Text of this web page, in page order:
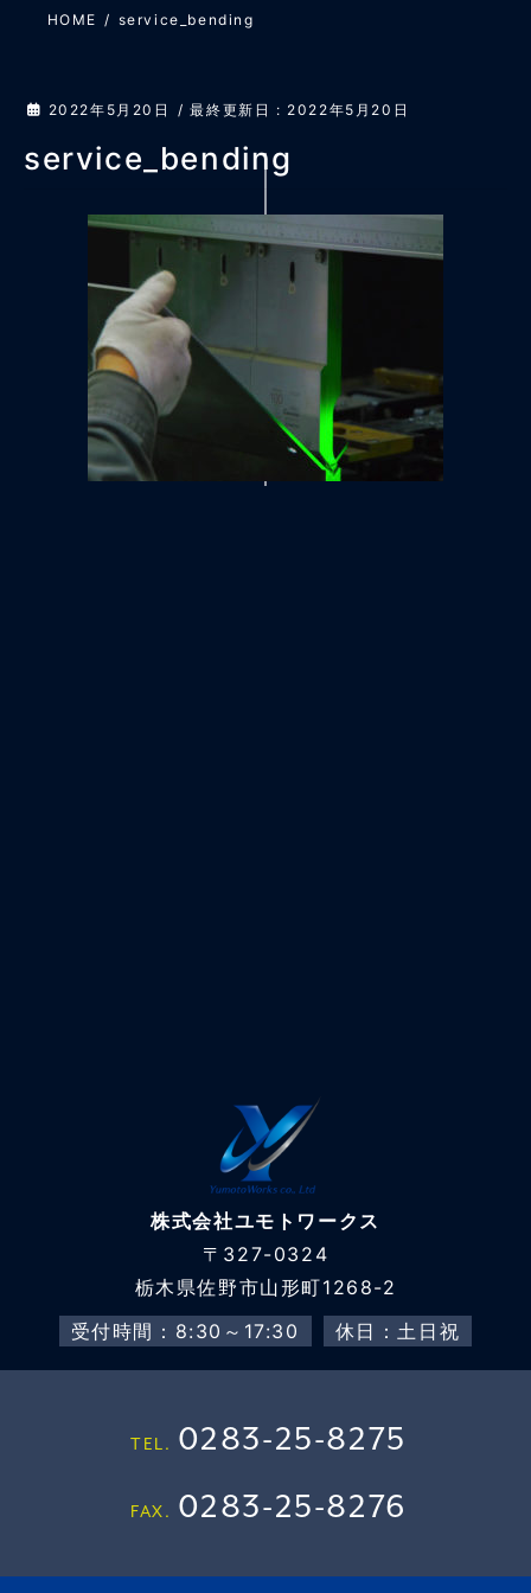
HOME service_bending
2022年5月20日 / 最終更新日 : 2022年5月20日
service_bending
株式会社ユモトワークス
〒327-0324
栃木県佐野市山形町1268-2
受付時間：8:30～17:30
休日：土日祝
TEL. 0283-25-8275
FAX. 0283-25-8276